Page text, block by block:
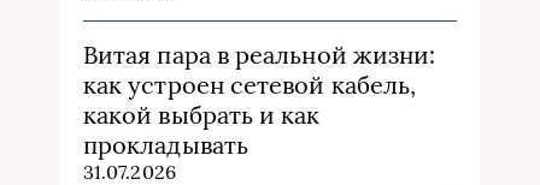
Витая пара в реальной жизни:
как устроен сетевой кабель,
какой выбрать и как
прокладывать
31.07.2026